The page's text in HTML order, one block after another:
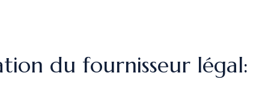
du fournisseur légal: